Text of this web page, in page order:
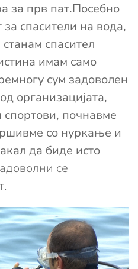
за прв пат.Посебно
спасители на вода,
спасител
имам само
сум задоволен
организацијата,
почнавме
со нуркање и
да биде исто
се